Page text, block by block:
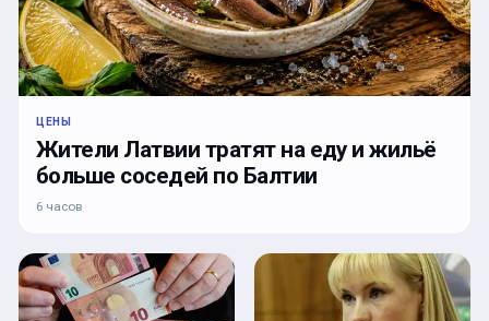
ЦЕНЫ
Жители Латвии тратят на еду и жильё
больше соседей по Балтии
6 часов